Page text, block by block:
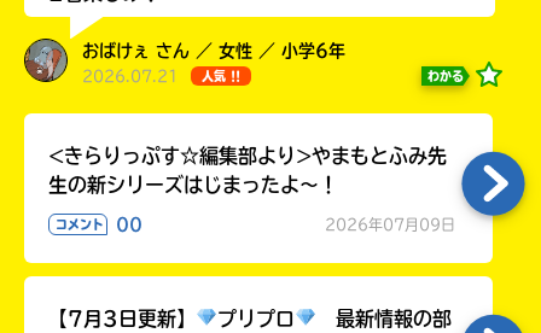
SNSでシェアする
おばけぇ さん ／ 女性 ／ 小学6年
2026.07.21 人気 !! わかる
<きらりっぷす☆編集部より>やまもとふみ先
生の新シリーズはじまったよ～！
コメント 00 2026年07月09日
【7月3日更新】 プリプロ
最新情報の部